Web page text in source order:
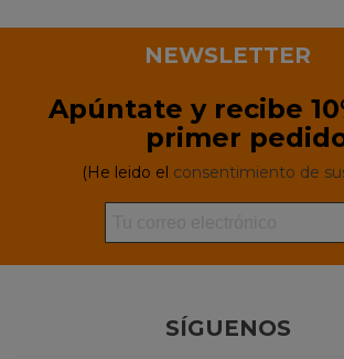
NEWSLETTER
Apúntate y recibe
primer
(He leido el consentimiento de
SÍGUENOS